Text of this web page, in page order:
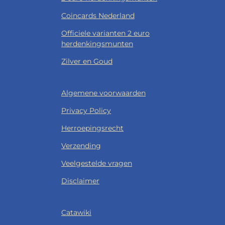
Coincards Nederland
Officiele varianten 2 euro
herdenkingsmunten
Zilver en Goud
Algemene voorwaarden
Privacy Policy
Herroepingsrecht
Verzending
Veelgestelde vragen
Disclaimer
Catawiki